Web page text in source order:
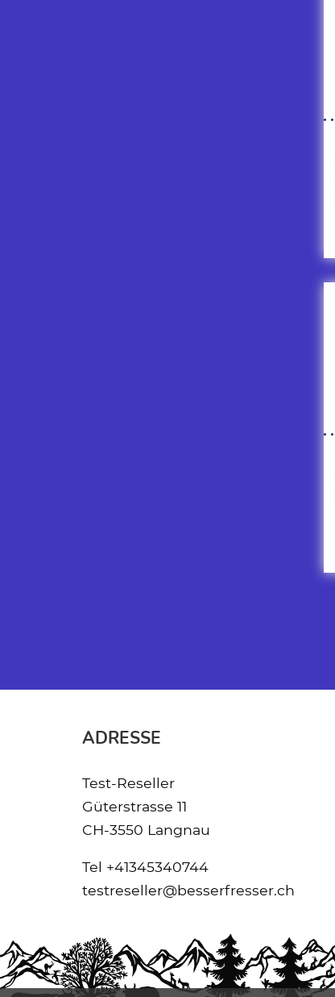
ADRESSE
Test-Reseller
Güterstrasse 11
CH-3550 Langnau
Tel +41345340744
testreseller@besserfresser.ch